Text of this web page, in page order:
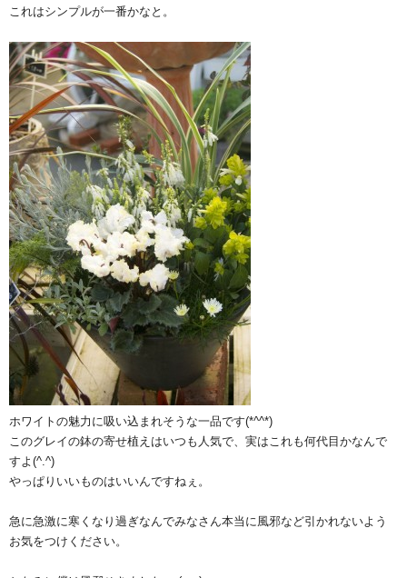
これはシンプルが一番かなと。
ホワイトの魅力に吸い込まれそうな一品です(*^^*)
このグレイの鉢の寄せ植えはいつも人気で、実はこれも何代目かなんで
すよ(^.^)
やっぱりいいものはいいんですねぇ。
急に急激に寒くなり過ぎなんでみなさん本当に風邪など引かれないよう
お気をつけください。